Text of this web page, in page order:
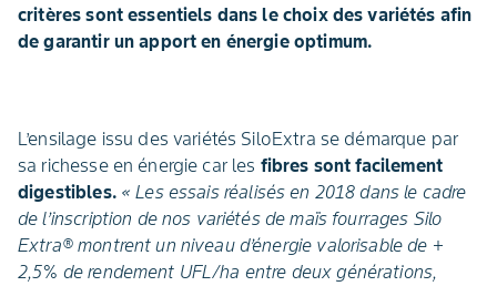
critères sont essentiels dans le choix des variétés afin
de garantir un apport en énergie optimum.
L’ensilage issu des variétés SiloExtra se démarque par
sa richesse en énergie car les fibres sont facilement
digestibles. « Les essais réalisés en 2018 dans le cadre
de l’inscription de nos variétés de maïs fourrages Silo
Extra® montrent un niveau d’énergie valorisable de +
2,5% de rendement UFL/ha entre deux générations,